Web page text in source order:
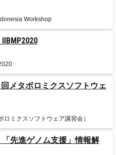
「先進ゲノム支援」情報解
メタボロミクスソフトウェ
ミクスソフトウェア講習会）
Workshop